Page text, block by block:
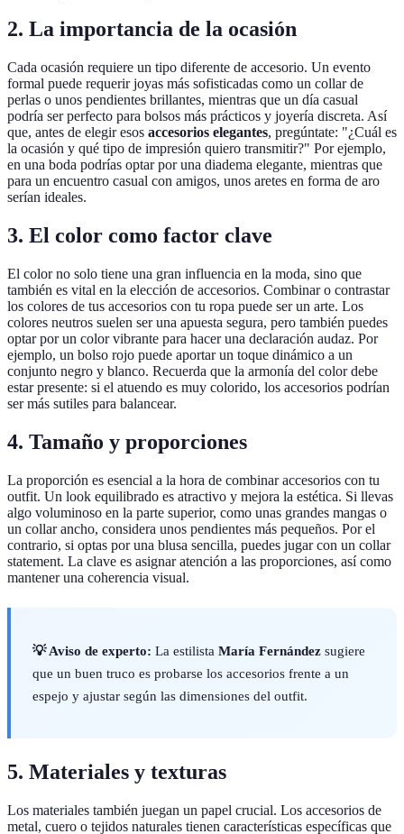
2. La importancia de la ocasión
Cada ocasión requiere un tipo diferente de accesorio. Un evento
formal puede requerir joyas más sofisticadas como un collar de
perlas o unos pendientes brillantes, mientras que un día casual
podría ser perfecto para bolsos más prácticos y joyería discreta. Así
que, antes de elegir esos accesorios elegantes, pregúntate: "¿Cuál es
la ocasión y qué tipo de impresión quiero transmitir?" Por ejemplo,
en una boda podrías optar por una diadema elegante, mientras que
para un encuentro casual con amigos, unos aretes en forma de aro
serían ideales.
3. El color como factor clave
El color no solo tiene una gran influencia en la moda, sino que
también es vital en la elección de accesorios. Combinar o contrastar
los colores de tus accesorios con tu ropa puede ser un arte. Los
colores neutros suelen ser una apuesta segura, pero también puedes
optar por un color vibrante para hacer una declaración audaz. Por
ejemplo, un bolso rojo puede aportar un toque dinámico a un
conjunto negro y blanco. Recuerda que la armonía del color debe
estar presente: si el atuendo es muy colorido, los accesorios podrían
ser más sutiles para balancear.
4. Tamaño y proporciones
La proporción es esencial a la hora de combinar accesorios con tu
outfit. Un look equilibrado es atractivo y mejora la estética. Si llevas
algo voluminoso en la parte superior, como unas grandes mangas o
un collar ancho, considera unos pendientes más pequeños. Por el
contrario, si optas por una blusa sencilla, puedes jugar con un collar
statement. La clave es asignar atención a las proporciones, así como
mantener una coherencia visual.
💡 Aviso de experto: La estilista María Fernández sugiere
que un buen truco es probarse los accesorios frente a un
espejo y ajustar según las dimensiones del outfit.
5. Materiales y texturas
Los materiales también juegan un papel crucial. Los accesorios de
metal, cuero o tejidos naturales tienen características específicas que